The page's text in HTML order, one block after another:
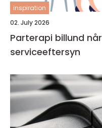
inspiration
02. July 2026
Parterapi billund når forholdet har brug for et
serviceeftersyn